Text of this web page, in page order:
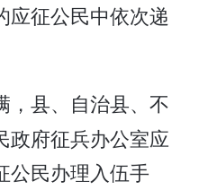
应征公民中依次递
县、自治县、不
政府征兵办公室应
公民办理入伍手